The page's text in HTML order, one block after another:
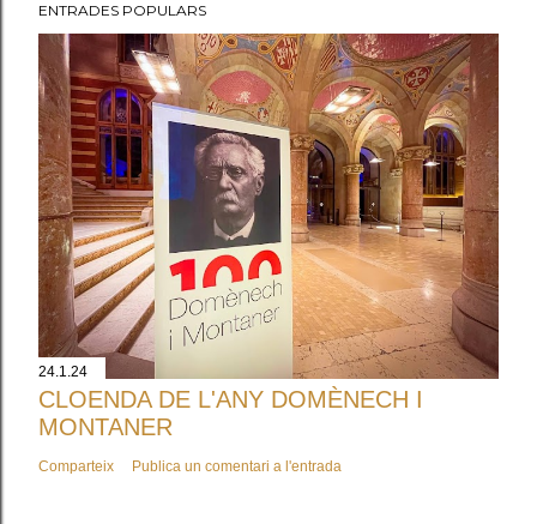
ENTRADES POPULARS
24.1.24
CLOENDA DE L'ANY DOMÈNECH I
MONTANER
Comparteix Publica un comentari a l'entrada